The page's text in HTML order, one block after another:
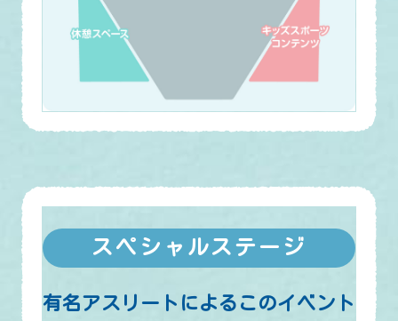
スペシャルステージ
有名アスリートによるこのイベント